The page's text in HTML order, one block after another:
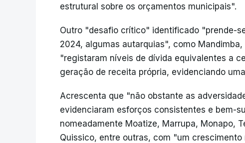
estrutural sobre os orçamentos municipais".
Outro "desafio crítico" identificado "prende-
2024, algumas autarquias", como
"registaram níveis de dívida equivalentes a
geração de receita própria, evidenciando
Acrescenta que "não obstante as
evidenciaram esforços consistentes e bem-
nomeadamente Moatize, Marrupa, Monapo,
Quissico, entre outras, com "um crescimento